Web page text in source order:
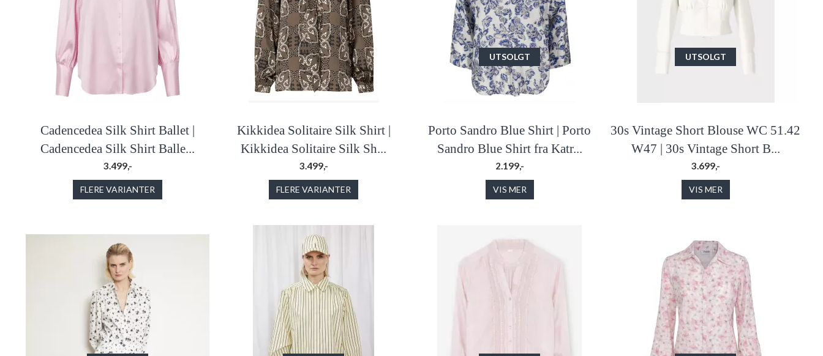
Cadencedea Silk Shirt Ballet |
Cadencedea Silk Shirt Balle...
3.499,-
FLERE VARIANTER
Kikkidea Solitaire Silk Shirt |
Kikkidea Solitaire Silk Sh...
3.499,-
FLERE VARIANTER
UTSOLGT
Porto Sandro Blue Shirt | Porto
Sandro Blue Shirt fra Katr...
2.199,-
VIS MER
UTSOLGT
30s Vintage Short Blouse WC 51.42
W47 | 30s Vintage Short B...
3.699,-
VIS MER